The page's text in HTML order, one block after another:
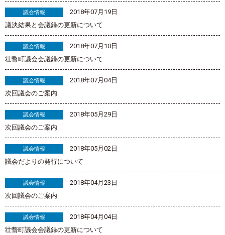
議会情報
2018年07月19日
議決結果と会議録の更新について
議会情報
2018年07月10日
壮瞥町議会会議録の更新について
議会情報
2018年07月04日
次回議会のご案内
議会情報
2018年05月29日
次回議会のご案内
議会情報
2018年05月02日
議会だよりの発行について
議会情報
2018年04月23日
次回議会のご案内
議会情報
2018年04月04日
壮瞥町議会会議録の更新について